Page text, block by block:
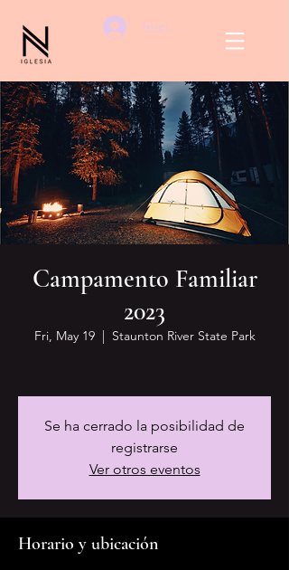
Iniciar sesión
Campamento Familiar
2023
Fri, May 19
  |
Staunton River State Park
Se ha cerrado la posibilidad de
registrarse
Ver otros eventos
Horario y ubicación